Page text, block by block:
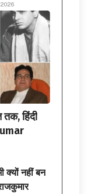
हिंदी
क्यों नहीं बन